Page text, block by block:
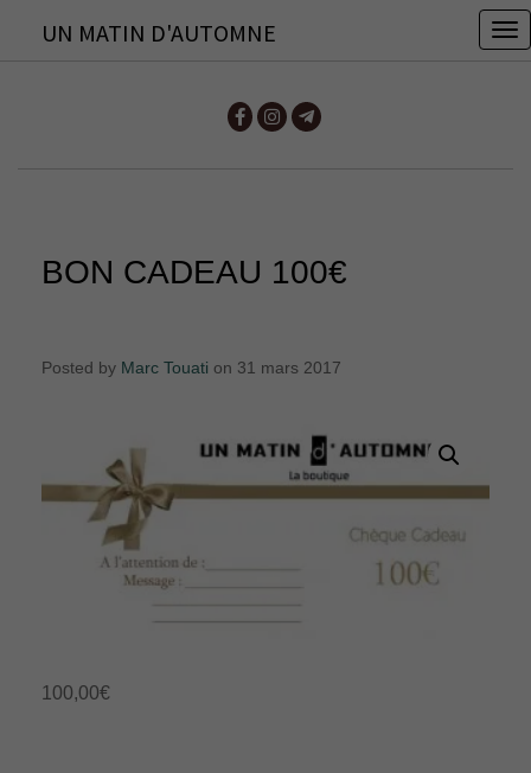
T
UN MATIN D'AUTOMNE
BON CADEAU 100€
Posted by Marc Touati on 31 mars 2017
100,00€